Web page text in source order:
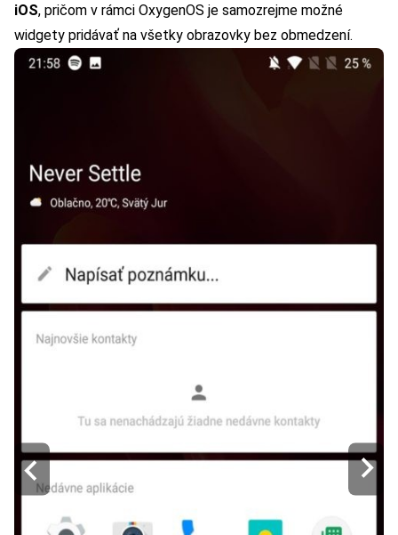
iOS, pričom v rámci OxygenOS je samozrejme možné
widgety pridávať na všetky obrazovky bez obmedzení.